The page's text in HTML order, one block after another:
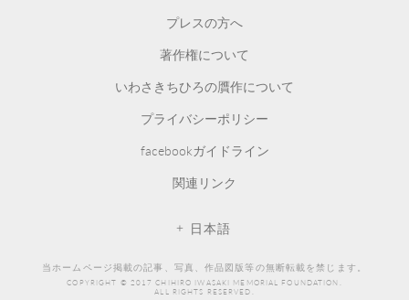
プレスの方へ
著作権について
いわさきちひろの贋作について
プライバシーポリシー
facebookガイドライン
関連リンク
日本語
当ホームページ掲載の記事、写真、作品図版等の無断転載を禁じます。
COPYRIGHT © 2017 CHIHIRO IWASAKI MEMORIAL FOUNDATION.
ALL RIGHTS RESERVED.